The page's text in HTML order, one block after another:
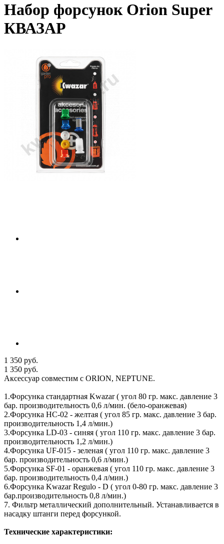
Набор форсунок Orion Super
КВАЗАР
1 350 руб.
1 350 руб.
Аксессуар совместим с ORION, NEPTUNE.
1.Форсунка стандартная Kwazar ( угол 80 гр. макс. давление 3
бар. производительность 0,6 л/мин. (бело-оранжевая)
2.Форсунка НС-02 - желтая ( угол 85 гр. макс. давление 3 бар.
производительность 1,4 л/мин.)
3.Форсунка LD-03 - синяя ( угол 110 гр. макс. давление 3 бар.
производительность 1,2 л/мин.)
4.Форсунка UF-015 - зеленая ( угол 110 гр. макс. давление 3
бар. производительность 0,6 л/мин.)
5.Форсунка SF-01 - оранжевая ( угол 110 гр. макс. давление 3
бар. производительность 0,4 л/мин.)
6.Форсунка Kwazar Regulo - D ( угол 0-80 гр. макс. давление 3
бар.производительность 0,8 л/мин.)
7. Фильтр металлический дополнительный. Устанавливается в
насадку штанги перед форсункой.
Технические характеристики: